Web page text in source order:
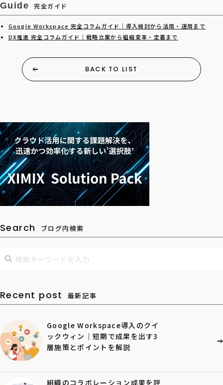
Guide 完全ガイド
Google Workspace 完全コラムガイド｜導入検討から活用・運用まで
DX推進 完全コラムガイド｜戦略立案から組織変革・定着まで
BACK TO LIST
Search ブログ内検索
Recent post 最新記事
Google Workspace導入のクイ
ックウィン｜短期で成果を出す3
層施策とポイントを解説
組織のコラボレーション成果を評